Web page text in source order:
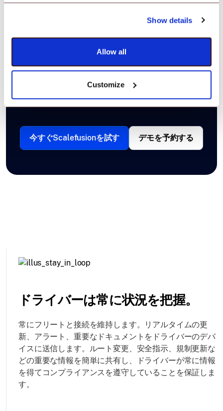
Show details
Allow all
Customize
次のレベルに引き上げ
る準備はできました
か？さあ、始めましょ
う！
今すぐScalefusionを試す デモを予約する
ドライバーは常に状況を把握。
常にフリートと接続を維持します。リアルタイムの更
新、アラート、重要なドキュメントをドライバーのデバ
イスに送信します。ルート変更、安全指示、規制更新な
どの重要な情報を簡単に共有し、ドライバーが常に情報
を得てコンプライアンスを遵守していることを保証しま
す。